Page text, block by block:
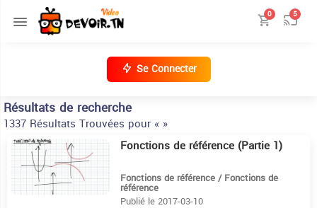
0 5
Se Connecter
Résultats de recherche
1337 Résultats Trouvées pour « »
14:51 Fonctions de référence (Partie 1)
Fonctions de référence / Fonctions de
référence
Publié le 2017-03-10